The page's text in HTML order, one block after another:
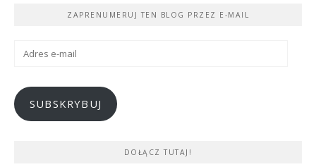
ZAPRENUMERUJ TEN BLOG PRZEZ E-MAIL
SUBSKRYBUJ
DOŁĄCZ TUTAJ!